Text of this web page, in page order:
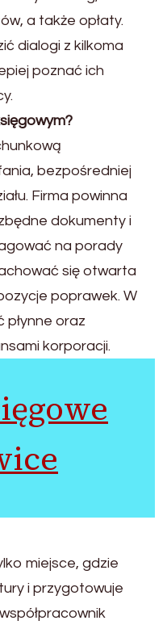
a także opłaty.
dialogi z kilkoma
poznać ich
bezpośredniej
Firma powinna
dokumenty i
na porady
się otwarta
poprawek. W
płynne oraz
korporacji.
miejsce, gdzie
i przygotowuje